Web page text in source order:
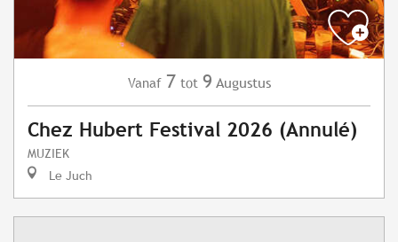
Vanaf 7 tot 9 Augustus
Chez Hubert Festival 2026 (Annulé)
MUZIEK
Le Juch